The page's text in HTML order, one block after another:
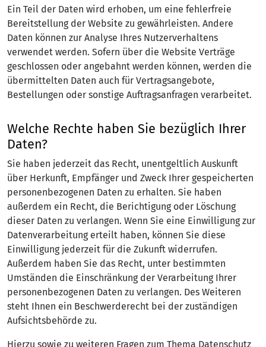
Ein Teil der Daten wird erhoben, um eine fehlerfreie
Bereitstellung der Website zu gewährleisten. Andere
Daten können zur Analyse Ihres Nutzerverhaltens
verwendet werden. Sofern über die Website Verträge
geschlossen oder angebahnt werden können, werden die
übermittelten Daten auch für Vertragsangebote,
Bestellungen oder sonstige Auftragsanfragen verarbeitet.
Welche Rechte haben Sie bezüglich Ihrer
Daten?
Sie haben jederzeit das Recht, unentgeltlich Auskunft
über Herkunft, Empfänger und Zweck Ihrer gespeicherten
personenbezogenen Daten zu erhalten. Sie haben
außerdem ein Recht, die Berichtigung oder Löschung
dieser Daten zu verlangen. Wenn Sie eine Einwilligung zur
Datenverarbeitung erteilt haben, können Sie diese
Einwilligung jederzeit für die Zukunft widerrufen.
Außerdem haben Sie das Recht, unter bestimmten
Umständen die Einschränkung der Verarbeitung Ihrer
personenbezogenen Daten zu verlangen. Des Weiteren
steht Ihnen ein Beschwerderecht bei der zuständigen
Aufsichtsbehörde zu.
Hierzu sowie zu weiteren Fragen zum Thema Datenschutz